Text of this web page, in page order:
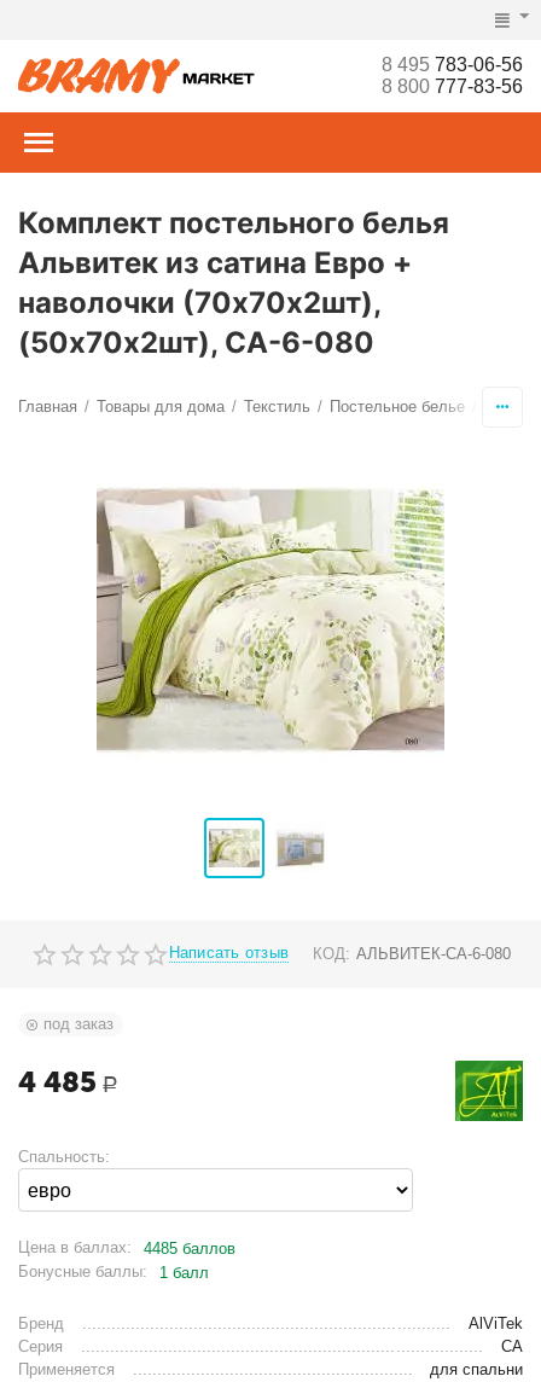
8 495783-06-56
8 800777-83-56
Комплект постельного белья
Альвитек из сатина Евро +
наволочки (70х70х2шт),
(50х70х2шт), CA-6-080
Главная / Товары для дома / Текстиль / Постельное белье
Написать отзыв КОД: АЛЬВИТЕК-CA-6-080
под заказ
4 485 Р
Спальность:
Цена в баллах:
4485 баллов
Бонусные баллы:
1 балл
Бренд
AlViTek
Серия
СА
Применяется
для спальни